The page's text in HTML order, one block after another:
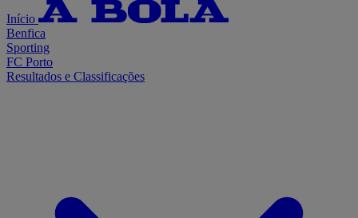
Início
Benfica
Sporting
FC Porto
Resultados e Classificações